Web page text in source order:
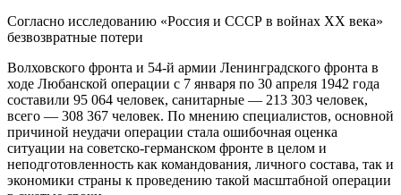
Согласно исследованию «Россия и СССР в войнах XX века»
безвозвратные потери
Волховского фронта и 54-й армии Ленинградского фронта в
ходе Любанской операции с 7 января по 30 апреля 1942 года
составили 95 064 человек, санитарные — 213 303 человек,
всего — 308 367 человек. По мнению специалистов, основной
причиной неудачи операции стала ошибочная оценка
ситуации на советско-германском фронте в целом и
неподготовленность как командования, личного состава, так и
экономики страны к проведению такой масштабной операции